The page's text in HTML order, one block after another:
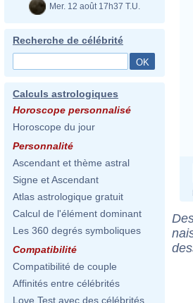
Mer. 12 août 17h37 T.U.
Recherche de célébrité
Calculs astrologiques
Horoscope personnalisé
Horoscope du jour
Personnalité
Ascendant et thème astral
Signe et Ascendant
Atlas astrologique gratuit
Calcul de l'élément dominant
Les 360 degrés symboliques
Compatibilité
Compatibilité de couple
Affinités entre célébrités
Love Test avec des célébrités